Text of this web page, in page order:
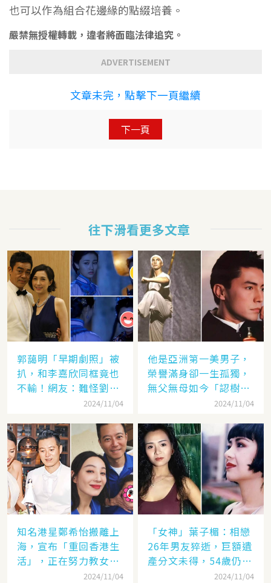
也可以作為組合花邊緣的點綴培養。
嚴禁無授權轉載，違者將面臨法律追究。
ADVERTISEMENT
文章未完，點擊下一頁繼續
下一頁
往下滑看更多文章
郭藹明「早期劇照」被
扒，和李嘉欣同框竟也
不輸！網友：難怪劉青
2024/11/04
他是亞洲第一美男子，
榮譽滿身卻一生孤獨，
無父無母如今「認樹為
祖父母」：太凄涼2024/11/04
知名港星鄭希怡搬離上
海，宣布「重回香港生
活」，正在努力教女兒
2024/11/04
「女神」葉子楣：相戀
26年男友猝逝，巨額遺
產分文未得，54歲仍單
2024/11/04